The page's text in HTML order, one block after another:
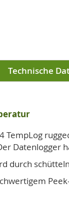
Technische
TempLog
Datenlogger
durch